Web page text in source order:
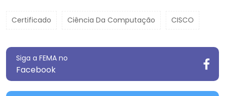
Certificado Ciência Da Computação CISCO
Siga a FEMA no
Facebook